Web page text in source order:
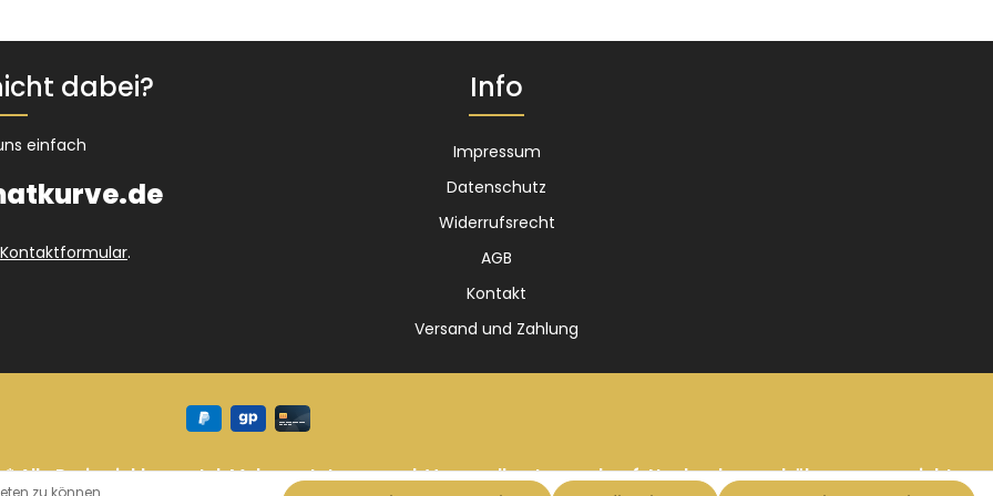
dabei?
einfach
Kontaktformular.
Info
Impressum
Datenschutz
Widerrufsrecht
AGB
Kontakt
Versand und Zahlung
* Alle Preise inkl. gesetzl. Mehrwertsteuer zzgl.Versandkostenund ggf. Nachnahmegebühren, wenn nicht
zu können.